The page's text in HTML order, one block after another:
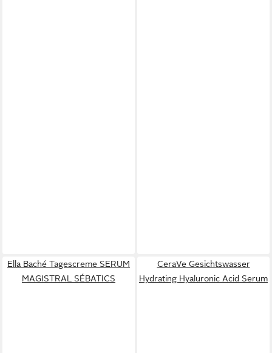
Ella Baché Tagescreme SERUM
MAGISTRAL SÉBATICS
CeraVe Gesichtswasser
Hydrating Hyaluronic Acid Serum